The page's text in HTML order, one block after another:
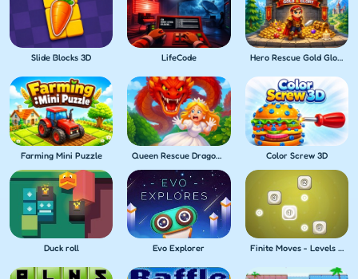
Slide Blocks 3D LifeCode Hero Rescue Gold Glory
Farming Mini Puzzle Queen Rescue Dragon puzzle Color Screw 3D
Duck roll Evo Explorer Finite Moves - Levels Pack